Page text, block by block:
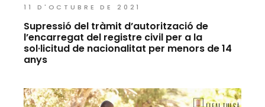
11 D'OCTUBRE DE 2021
Supressió del tràmit d’autorització de
l’encarregat del registre civil per a la
sol·licitud de nacionalitat per menors de 14
anys